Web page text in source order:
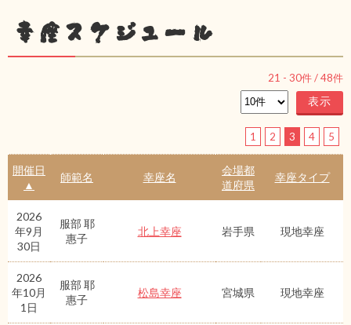
幸座スケジュール
21 - 30件 /48件
1 2 3 4 5
開催日
▲
師範名 幸座名
会場都
道府県
幸座タイプ
2026
年9月
30日
服部 耶
惠子
北上幸座 岩手県 現地幸座
2026
年10月
1日
服部 耶
惠子
松島幸座 宮城県 現地幸座